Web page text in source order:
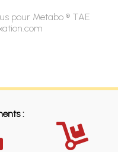
pour Metabo ® TAE
: